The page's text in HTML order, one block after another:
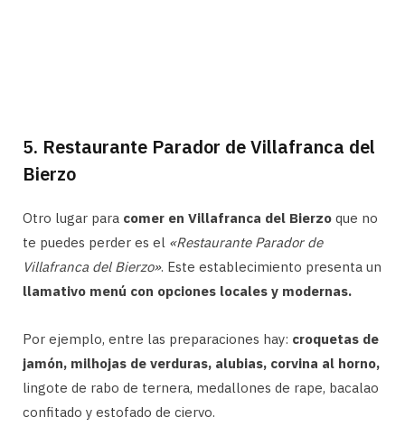
5. Restaurante Parador de Villafranca del
Bierzo
Otro lugar para comer en Villafranca del Bierzo que no
te puedes perder es el «Restaurante Parador de
Villafranca del Bierzo». Este establecimiento presenta un
llamativo menú con opciones locales y modernas.
Por ejemplo, entre las preparaciones hay: croquetas de
jamón, milhojas de verduras, alubias, corvina al horno,
lingote de rabo de ternera, medallones de rape, bacalao
confitado y estofado de ciervo.